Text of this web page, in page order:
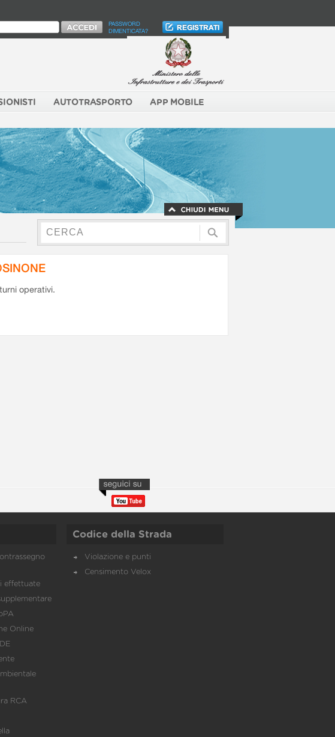
PASSWORD
DIMENTICATA?
AUTOTRASPORTO APP MOBILE
operativi.
effettuate
Online
RCA
Codice della Strada
Violazione e punti
Censimento Velox